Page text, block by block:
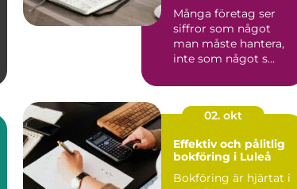
Många företag ser
siffror som något
man måste hantera,
inte som något s...
02. okt
Effektiv och pålitlig
bokföring i Luleå
Bokföring är hjärtat i